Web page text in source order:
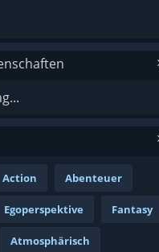
Action Abenteuer
Egoperspektive Fantasy
Atmosphärisch